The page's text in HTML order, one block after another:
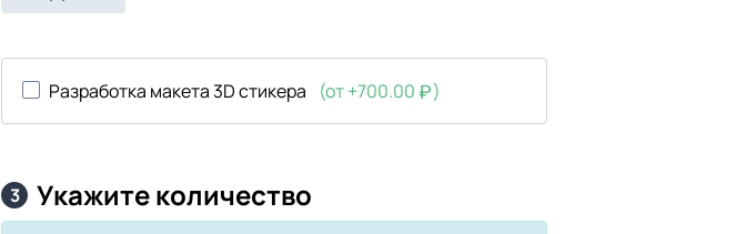
Разработка макета 3D стикера (от +700.00 )
3 Укажите количество